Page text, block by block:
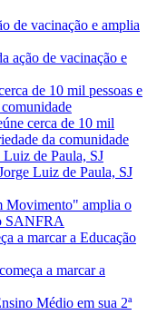
ação de vacinação e
cerca de 10 mil
da comunidade
Luiz de Paula, SJ
Movimento" amplia o
SANFRA
a marcar a